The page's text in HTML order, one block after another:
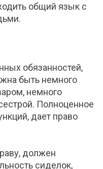
общий язык с
обязанностей,
быть немного
немного
Полноценное
дает право
должен
сиделок,